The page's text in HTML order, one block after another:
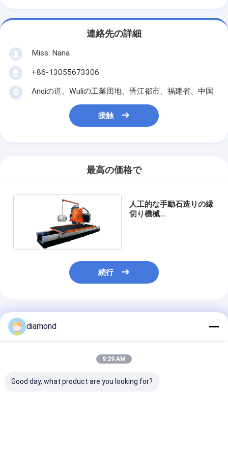
連絡先の詳細
Miss. Nana
+86-13055673306
Anqiの道、Wuliの工業団地、晋江都市、福建省、中国
接触
最高の価格で
人工的な手動石造りの縁
切り機械
続行
推薦されたプロダクト
diamond
9:29 AM
Good day, what product are you looking for?